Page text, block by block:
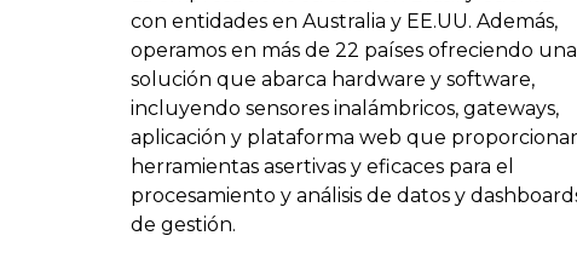
con entidades en Australia y EE.UU. Además,
operamos en más de 22 países ofreciendo una
solución que abarca hardware y software,
incluyendo sensores inalámbricos, gateways,
aplicación y plataforma web que
herramientas asertivas y eficaces para el
procesamiento y análisis de datos y
de gestión.